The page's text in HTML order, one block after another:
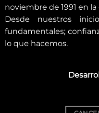
noviembre de 1991 en
Desde nuestros
fundamentales;
lo que hacemos.